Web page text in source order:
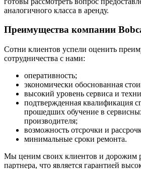
аналогичного класса в аренду.
Преимущества компании
Сотни клиентов успели оценить
сотрудничества с нами:
оперативность;
экономически обоснованная
высокий уровень сервиса и
подтвержденная квалификация
прошедших обучение в
производителя;
возможность отсрочки и
минимальные сроки ремонта.
Мы ценим своих клиентов и дорожим
партнера, что является гарантией